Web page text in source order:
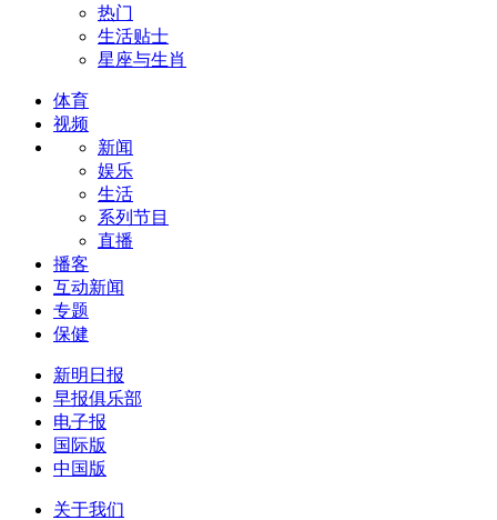
热门
生活贴士
星座与生肖
体育
视频
新闻
娱乐
生活
系列节目
直播
播客
互动新闻
专题
保健
新明日报
早报俱乐部
电子报
国际版
中国版
关于我们